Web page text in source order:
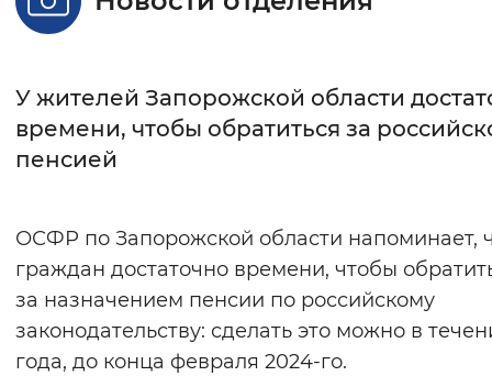
Стандартный Увеличенный
Без засечек С засечками
Цвет сайта
Монохромный Инверсивный
Синий фон
У жителей Запорожской области
времени, чтобы обратиться за
пенсией
ОСФР по Запорожской области напоминает,
граждан достаточно времени, чтобы
за назначением пенсии по российскому
законодательству: сделать это можно в
года, до конца февраля 2024-го.